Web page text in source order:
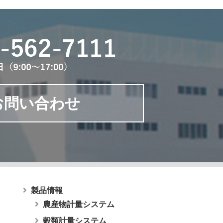
問い合わせ
製品情報
農産物計量システム
穀類計量システム